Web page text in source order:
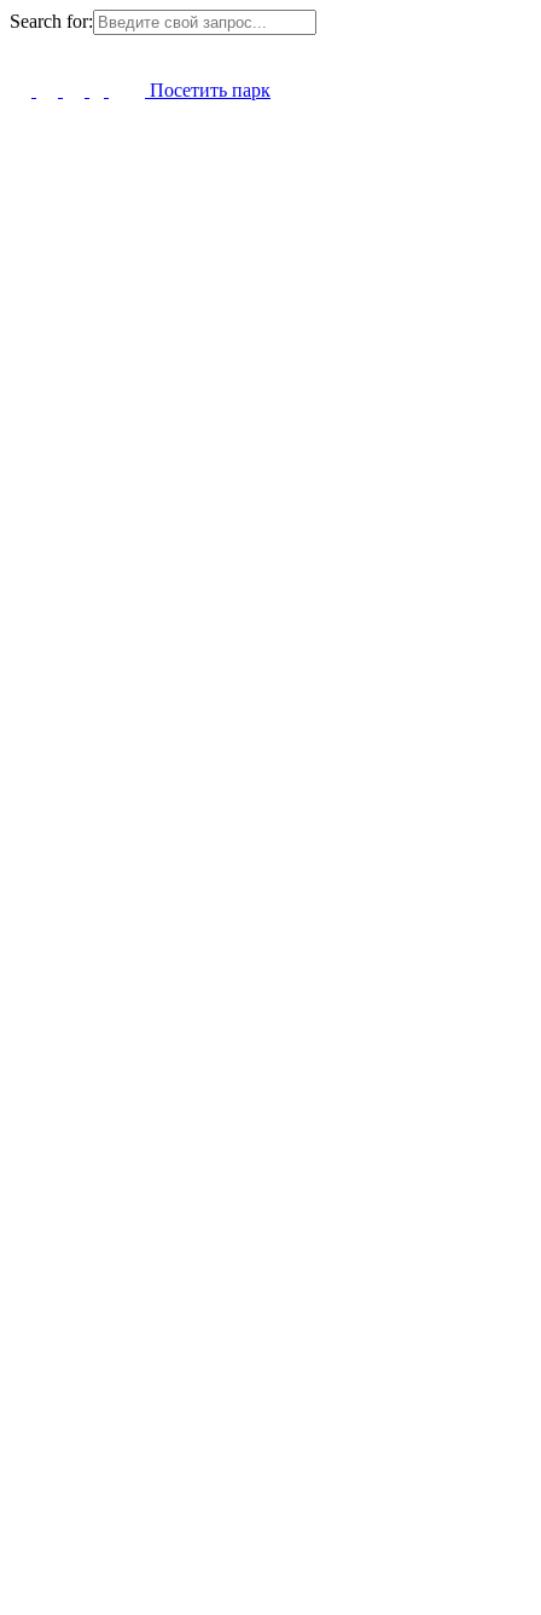
Search for:
Посетить парк